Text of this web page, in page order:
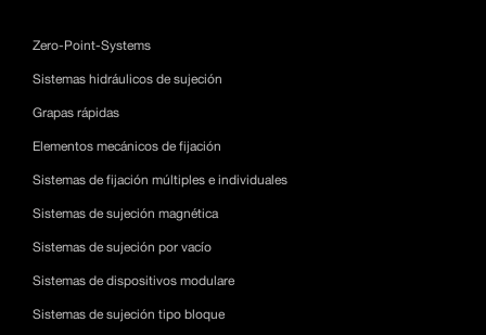
Zero-Point-Systems
Sistemas hidráulicos de sujeción
Grapas rápidas
Elementos mecánicos de fijación
Sistemas de fijación múltiples e individuales
Sistemas de sujeción magnética
Sistemas de sujeción por vacío
Sistemas de dispositivos modulare
Sistemas de sujeción tipo bloque